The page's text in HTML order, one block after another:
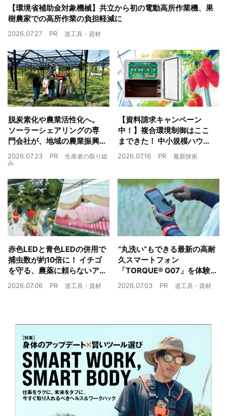
【環境省補助金対象機械】共立から初の電動高所作業機、果
樹農家での高所作業の負担軽減に
2026.07.27 PR 道工具・資材
脱炭素化や農業活性化へ。
ソーラーシェアリングの専
門会社が、地域の農業振興
や経済循環をワンストップ
でサポート
2026.07.23 PR
生産者の取り組
み
【資料請求キャンペーン
中！】複合環境制御はここ
まできた！ 中小規模ハウス
でも検討しやすい高コスパ
複合環境制御装置が誕生
2026.07.16 PR 最新技術
赤色LEDと青色LEDの併用で
捕虫数が約10倍に！ イチゴ
を守る、農薬に頼らないア
ザミウマ対策
2026.07.06 PR 道工具・資材
“丸洗い”もできる最新の高耐
久スマートフォン
「TORQUE® G07」を体験
農業現場の“スマホの弱点”を
2026.07.03 PR 道工具・資材